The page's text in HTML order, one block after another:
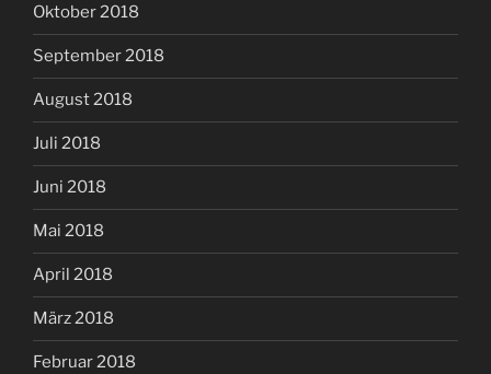
Oktober 2018
September 2018
August 2018
Juli 2018
Juni 2018
Mai 2018
April 2018
März 2018
Februar 2018